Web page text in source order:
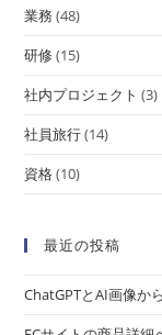
業務(48)
研修(15)
社内プロジェクト (3)
社員旅行(14)
資格(10)
最近の投稿
ChatGPTとAI画像か